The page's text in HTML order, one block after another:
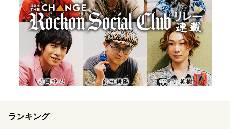
ランキング